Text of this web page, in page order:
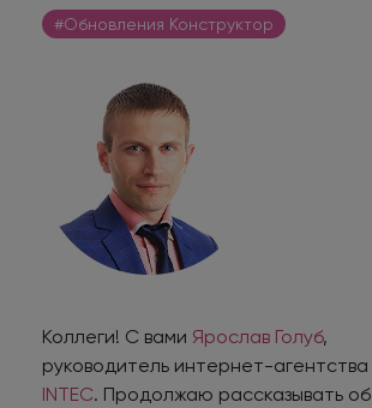
#Обновления Конструктор
Коллеги! С вами Ярослав Голуб,
руководитель интернет-агентства
INTEC. Продолжаю рассказывать об